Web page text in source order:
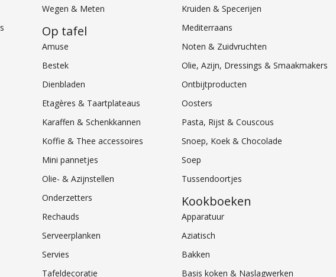
Wegen & Meten
Op tafel
Amuse
Bestek
Dienbladen
Etagères & Taartplateaus
Karaffen & Schenkkannen
Koffie & Thee accessoires
Mini pannetjes
Olie- & Azijnstellen
Onderzetters
Rechauds
Serveerplanken
Servies
Tafeldecoratie
Kruiden & Specerijen
Mediterraans
Noten & Zuidvruchten
Olie, Azijn, Dressings & Smaakmakers
Ontbijtproducten
Oosters
Pasta, Rijst & Couscous
Snoep, Koek & Chocolade
Soep
Tussendoortjes
Kookboeken
Apparatuur
Aziatisch
Bakken
Basis koken & Naslagwerken